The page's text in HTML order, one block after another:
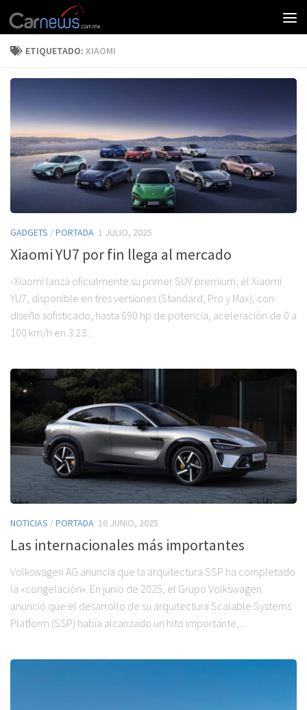
ETIQUETADO: XIAOMI
GADGETS /PORTADA 1 JULIO, 2025
Xiaomi YU7 por fin llega al mercado
-Xiaomi lanza oficialmente su primer SUV premium, el Xiaomi
YU7, disponible en tres versiones (Standard, Pro y Max), con
diseño sofisticado, hasta 690 hp de potencia, aceleración de 0 a
100 km/h en 3.23...
NOTICIAS /PORTADA 16 JUNIO, 2025
Las internacionales más importantes
Volkswagen AG anuncia que la arquitectura SSP ha completado
la «congelación». En junio de 2025, el Grupo Volkswagen
anunció que el desarrollo de su arquitectura Scalable Systems
Platform (SSP) había alcanzado un hito importante,...